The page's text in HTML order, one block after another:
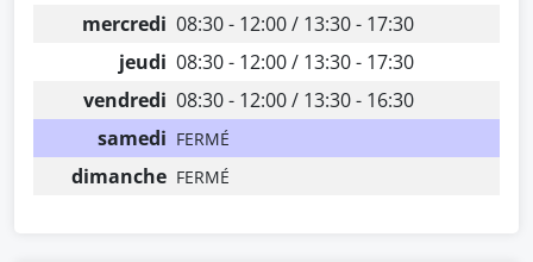
mercredi 08:30 - 12:00 / 13:30 - 17:30
jeudi 08:30 - 12:00 / 13:30 - 17:30
vendredi 08:30 - 12:00 / 13:30 - 16:30
samedi FERMÉ
dimanche FERMÉ